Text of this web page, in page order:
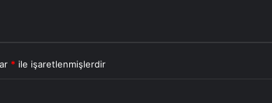
* ile işaretlenmişlerdir